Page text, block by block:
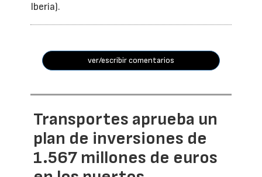
Iberia).
ver/escribir comentarios
Transportes aprueba un
plan de inversiones de
1.567 millones de euros